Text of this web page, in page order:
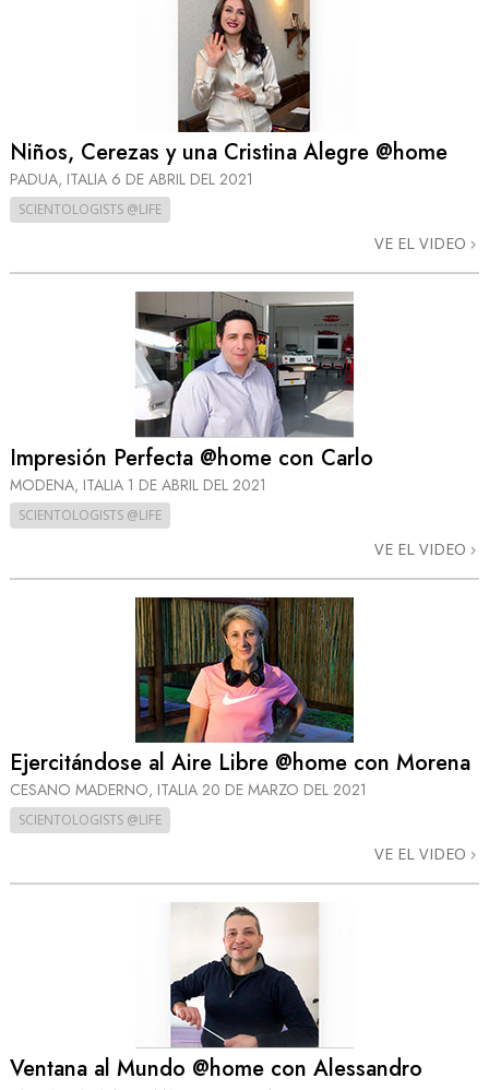
Niños, Cerezas y una Cristina Alegre @home
PADUA, ITALIA 6 DE ABRIL DEL 2021
SCIENTOLOGISTS @LIFE
VE EL VIDEO
Impresión Perfecta @home con Carlo
MODENA, ITALIA 1 DE ABRIL DEL 2021
SCIENTOLOGISTS @LIFE
VE EL VIDEO
Ejercitándose al Aire Libre @home con Morena
CESANO MADERNO, ITALIA 20 DE MARZO DEL 2021
SCIENTOLOGISTS @LIFE
VE EL VIDEO
Ventana al Mundo @home con Alessandro